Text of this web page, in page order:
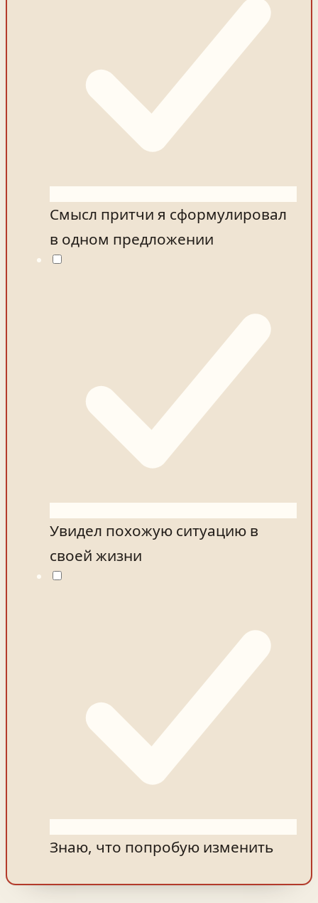
Смысл притчи я сформулировал
в одном предложении
Увидел похожую ситуацию в
своей жизни
Знаю, что попробую изменить